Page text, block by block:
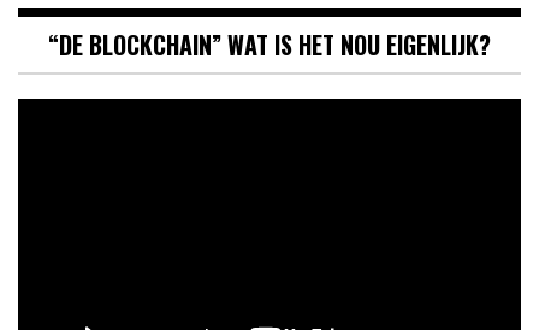
“DE BLOCKCHAIN” WAT IS HET NOU EIGENLIJK?